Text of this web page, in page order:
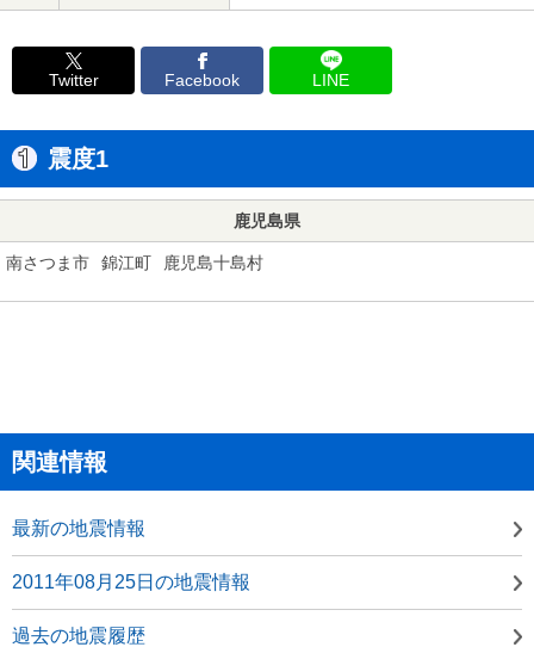
Twitter Facebook LINE
震度1
鹿児島県
南さつま市 錦江町 鹿児島十島村
関連情報
最新の地震情報
2011年08月25日の地震情報
過去の地震履歴